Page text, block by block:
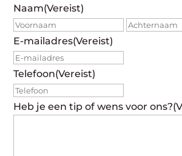
Naam(Vereist)
Voornaam
E-mailadres(Vereist)
Telefoon(Vereist)
Heb je een tip of wens voor ons?